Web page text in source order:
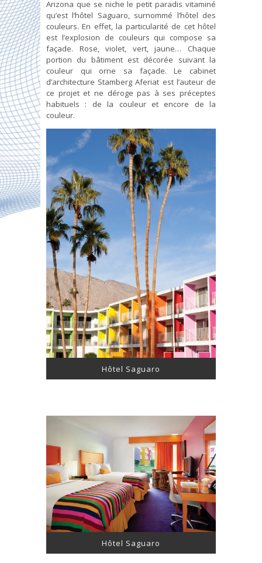
Arizona que se niche le petit paradis vitaminé
qu’est l’hôtel Saguaro, surnommé l’hôtel des
couleurs. En effet, la particularité de cet hôtel
est l’explosion de couleurs qui compose sa
façade. Rose, violet, vert, jaune… Chaque
portion du bâtiment est décorée suivant la
couleur qui orne sa façade. Le cabinet
d’architecture Stamberg Aferiat est l’auteur de
ce projet et ne déroge pas à ses préceptes
habituels : de la couleur et encore de la
couleur.
Hôtel Saguaro
Hôtel Saguaro